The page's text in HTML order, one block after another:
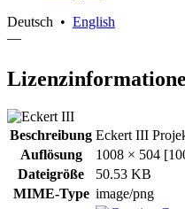
Deutsch • English
—
Beschreibung Eckert III
Auflösung
1008 × 504
Dateigröße
50.53 KB
MIME-Type image/png